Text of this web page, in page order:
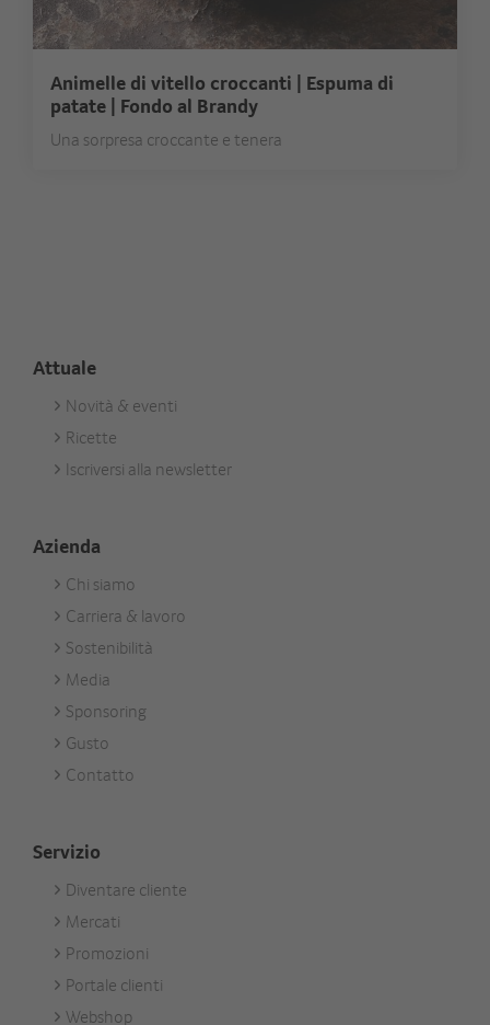
Animelle di vitello croccanti | Espuma di
patate | Fondo al Brandy
Una sorpresa croccante e tenera
Attuale
Footer
Aktuell
Novità & eventi
Ricette
Iscriversi alla newsletter
Azienda
Footer
Unternehmen
Chi siamo
Carriera & lavoro
Sostenibilità
Media
Sponsoring
Gusto
Contatto
Servizio
Footer
Services
Diventare cliente
Mercati
Promozioni
Portale clienti
Webshop